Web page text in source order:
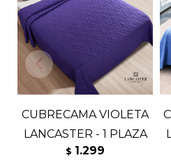
CUBRECAMA VIOLETA
LANCASTER - 1 PLAZA
$ 1.299